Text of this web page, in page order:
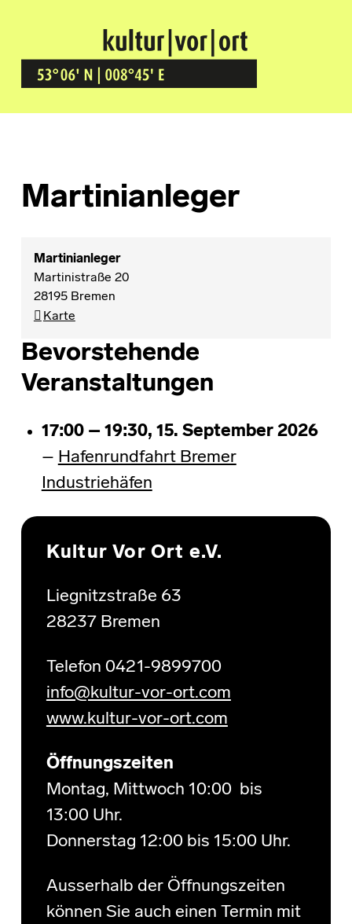
Kultur Vor Ort
BREMEN GRÖPELINGEN
Martinianleger
Martinianleger
Martinistraße 20
28195 Bremen
Karte
Bevorstehende
Veranstaltungen
17:00 – 19:30, 15. September 2026
– Hafenrundfahrt Bremer
Industriehäfen
Skip back to main navigation
Kultur Vor Ort e.V.
Liegnitzstraße 63
28237 Bremen
Telefon 0421-9899700
info@kultur-vor-ort.com
www.kultur-vor-ort.com
Öffnungszeiten
Montag, Mittwoch 10:00 bis
13:00 Uhr.
Donnerstag 12:00 bis 15:00 Uhr.
Ausserhalb der Öffnungszeiten
können Sie auch einen Termin mit